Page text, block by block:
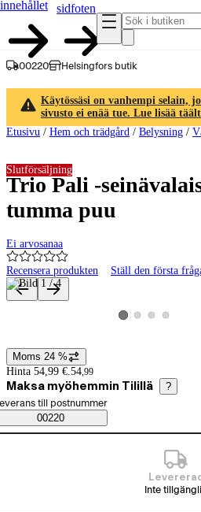
innehållet
sidfoten
00220 Helsingfors butik
Käytössäsi on vanhempi selain,
sivusto ei enää tue. Lue lisää
Etusivu / Hem och trädgård / Belysning /
Trio Pali -
tumma puu
Ei arvosanaa
Recensera produkten Ställ den första
Slutförsäljning
Produktbilder och videor
Visa produktbild 1
Visa produktbild 2
Visa produktbild 3
Visa
Prisinformation
Moms 24 %
Hinta 54,99 €. 54,99
Maksa myöhemmin Tilillä ?
Saatavuustiedot
beställningssätt
till postnummer
00220
Levererad
Inte